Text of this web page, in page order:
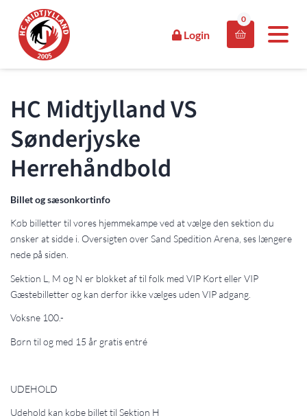
Login 
0
HC Midtjylland VS
Sønderjyske
Herrehåndbold
Billet og sæsonkortinfo
Køb billetter til vores hjemmekampe ved at vælge den sektion du
ønsker at sidde i. Oversigten over Sand Spedition Arena, ses længere
nede på siden.
Sektion L, M og N er blokket af til folk med VIP Kort eller VIP
Gæstebilletter og kan derfor ikke vælges uden VIP adgang.
Voksne 100.-
Børn til og med 15 år gratis entré
UDEHOLD
Udehold kan købe billet til Sektion H